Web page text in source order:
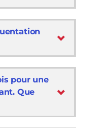
pour une
Que